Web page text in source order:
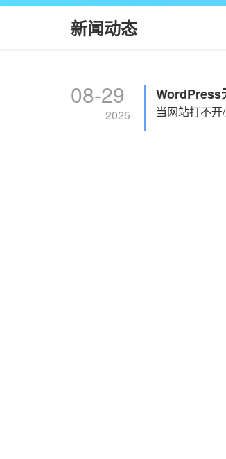
新闻动态
08-29
2025
WordPress